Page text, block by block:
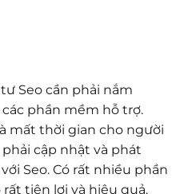
Seo cần phải nắm
phần mềm hỗ trợ.
mất thời gian cho người
cập nhật và phát
Seo. Có rất nhiều phần
tiện lợi và hiệu quả.